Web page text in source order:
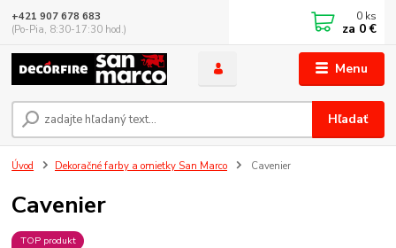
Menu
Hľadať
+421 907 678 683
(Po-Pia, 8:30-17:30 hod.)
0 ks
za 0 €
Úvod Dekoračné farby a omietky San Marco Cavenier
Cavenier
TOP produkt